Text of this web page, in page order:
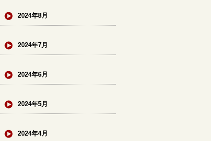
2024年8月
2024年7月
2024年6月
2024年5月
2024年4月